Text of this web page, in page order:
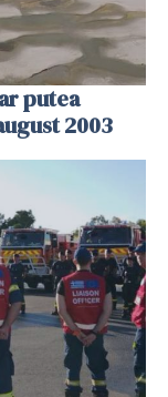
putea
2003